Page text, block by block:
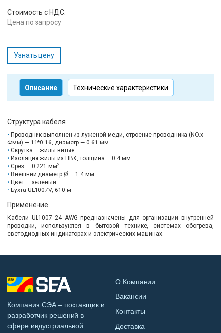
Стоимость с НДС:
Цена по запросу
Узнать цену
Описание Технические характеристики
Структура кабеля
Проводник выполнен из луженой меди, строение проводника (NO.x
Фмм) — 11*0.16, диаметр — 0.61 мм
Скрутка — жилы витые
Изоляция жилы из ПВХ, толщина — 0.4 мм
Срез — 0.221 мм2
Внешний диаметр Ø — 1.4 мм
Цвет — зелёный
Бухта UL1007V, 610 м
Применение
Кабели UL1007 24 AWG предназначены для организации внутренней
проводки, используются в бытовой технике, системах обогрева,
светодиодных индикаторах и электрических машинах.
Компания СЭА – поставщик и
разработчик решений в
сфере индустриальной
О Компании
Вакансии
Контакты
Доставка